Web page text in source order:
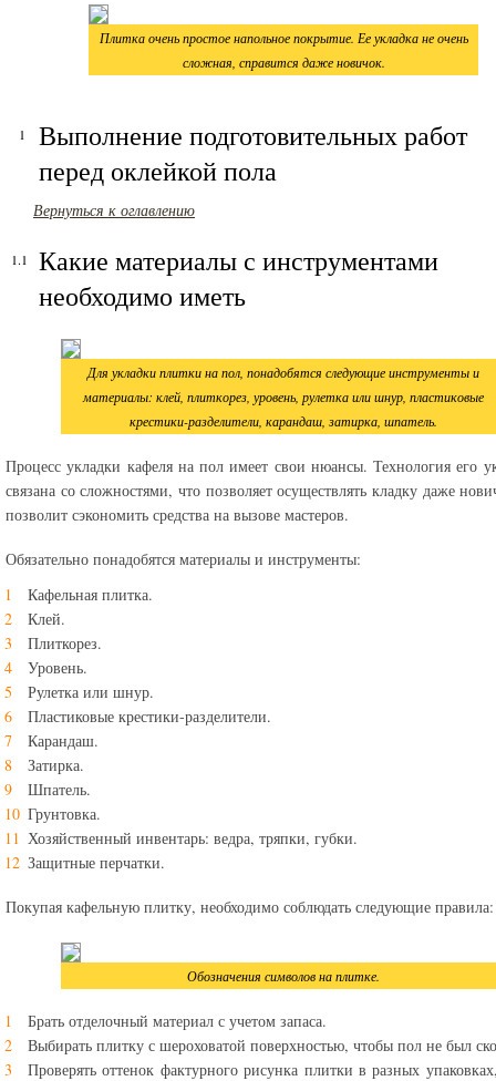
Плитка очень простое напольное покрытие. Ее укладка не очень
сложная, справится даже новичок.
Выполнение подготовительных работ
перед оклейкой пола
Вернуться к оглавлению
Какие материалы с инструментами
необходимо иметь
Для укладки плитки на пол, понадобятся следующие инструменты и
материалы: клей, плиткорез, уровень, рулетка или шнур, пластиковые
крестики-разделители, карандаш, затирка, шпатель.
Процесс укладки кафеля на пол имеет свои нюансы. Технология его
связана со сложностями, что позволяет осуществлять кладку даже
позволит сэкономить средства на вызове мастеров.
Обязательно понадобятся материалы и инструменты:
Кафельная плитка.
Клей.
Плиткорез.
Уровень.
Рулетка или шнур.
Пластиковые крестики-разделители.
Карандаш.
Затирка.
Шпатель.
Грунтовка.
Хозяйственный инвентарь: ведра, тряпки, губки.
Защитные перчатки.
Покупая кафельную плитку, необходимо соблюдать следующие правила:
Обозначения символов на плитке.
Брать отделочный материал с учетом запаса.
Выбирать плитку с шероховатой поверхностью, чтобы пол не был
Проверять оттенок фактурного рисунка плитки в разных